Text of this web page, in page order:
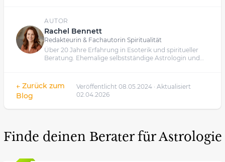
AUTOR
Rachel Bennett
Redakteurin & Fachautorin Spiritualität
Über 20 Jahre Erfahrung in Esoterik und spiritueller
Beratung. Ehemalige selbstständige Astrologin und
← Zurück zum
Blog
Veröffentlicht 08.05.2024 · Aktualisiert
02.04.2026
Finde deinen Berater für Astrologie